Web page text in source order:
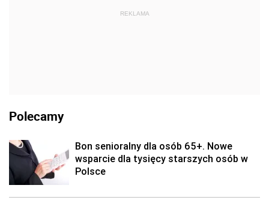
REKLAMA
Polecamy
Bon senioralny dla osób 65+. Nowe
wsparcie dla tysięcy starszych osób w
Polsce